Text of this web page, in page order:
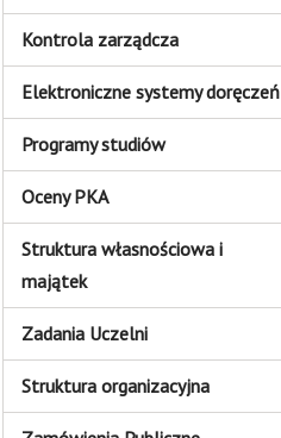
Kontrola zarządcza
Elektroniczne systemy doręczeń
Programy studiów
Oceny PKA
Struktura własnościowa i
majątek
Zadania Uczelni
Struktura organizacyjna